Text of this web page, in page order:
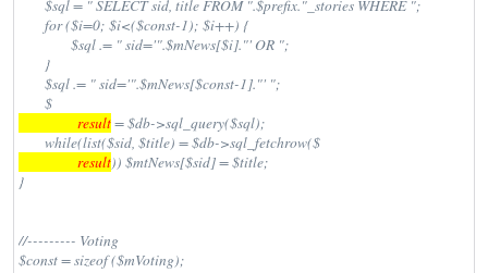
	$
                  result
= $db->sql_query($sql);
	while(list($sid, $title) = $db->sql_fetchrow($
                  result
)) $mtNews[$sid] = $title;
}
//--------- Voting
$const = sizeof ($mVoting);